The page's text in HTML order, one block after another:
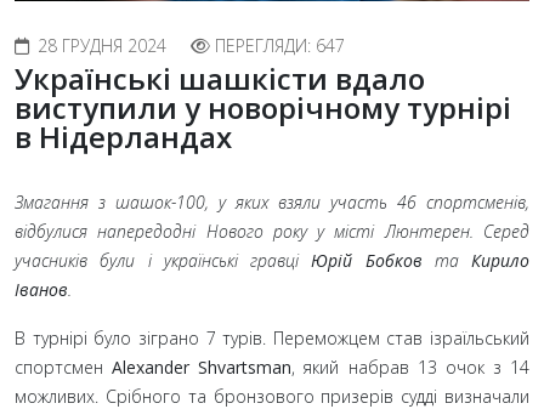
28 ГРУДНЯ 2024 ПЕРЕГЛЯДИ: 647
Українські шашкісти вдало
виступили у новорічному турнірі
в Нідерландах
Змагання з шашок-100, у яких взяли участь 46 спортсменів,
відбулися напередодні Нового року у місті Люнтерен. Серед
учасників були і українські гравці Юрій Бобков та Кирило
Іванов
В турнірі було зіграно 7 турів. Переможцем став ізраїльський
спортсменAlexander Shvartsman, який набрав 13 очок з 14
можливих. Срібного та бронзового призерів судді визначали